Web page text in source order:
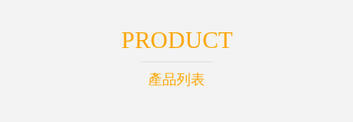
PRODUCT
產品列表